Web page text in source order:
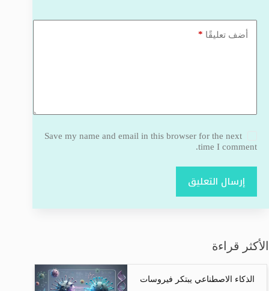
أضف تعليقًا *
Save my name and email in this browser for the next
time I comment.
إرسال التعليق
الأكثر قراءة
الذكاء الاصطناعي يبتكر فيروسات